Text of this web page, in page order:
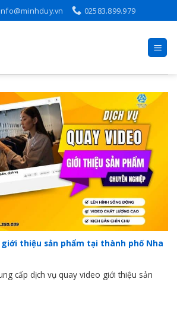
02583.899.979
thiệu sản phẩm tại thành phố Nha
cấp dịch vụ quay video giới thiệu sản